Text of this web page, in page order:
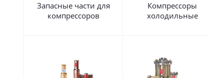
Запасные части для
компрессоров
Компрессоры
холодильные